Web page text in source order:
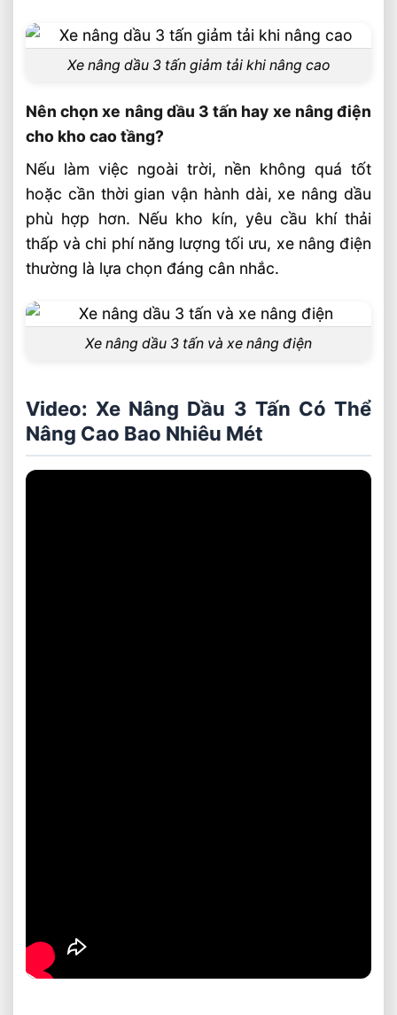
Xe nâng dầu 3 tấn giảm tải khi nâng cao
Nên chọn xe nâng dầu 3 tấn hay xe nâng điện
cho kho cao tầng?
Nếu làm việc ngoài trời, nền không quá tốt
hoặc cần thời gian vận hành dài, xe nâng dầu
phù hợp hơn. Nếu kho kín, yêu cầu khí thải
thấp và chi phí năng lượng tối ưu, xe nâng điện
thường là lựa chọn đáng cân nhắc.
Xe nâng dầu 3 tấn và xe nâng điện
Video: Xe Nâng Dầu 3 Tấn Có Thể
Nâng Cao Bao Nhiêu Mét